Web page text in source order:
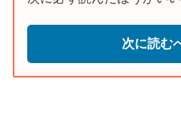
次に読む